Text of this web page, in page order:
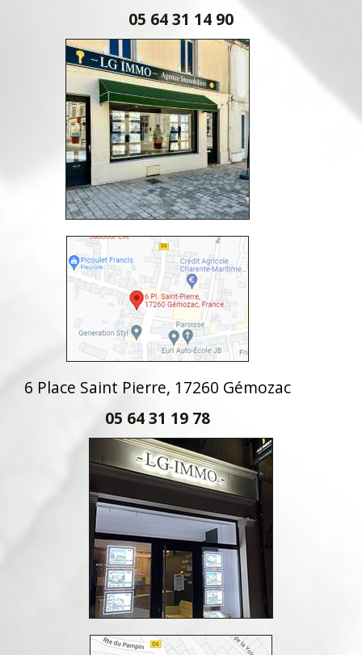
05 64 31 14 90
6 Place Saint Pierre, 17260 Gémozac
05 64 31 19 78